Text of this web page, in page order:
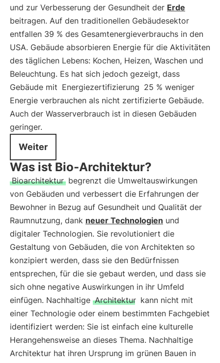
und zur Verbesserung der Gesundheit der Erde
beitragen. Auf den traditionellen Gebäudesektor
entfallen 39 % des Gesamtenergieverbrauchs in den
USA. Gebäude absorbieren Energie für die Aktivitäten
des täglichen Lebens: Kochen, Heizen, Waschen und
Beleuchtung. Es hat sich jedoch gezeigt, dass
Gebäude mit Energiezertifizierung 25 % weniger
Energie verbrauchen als nicht zertifizierte Gebäude.
Auch der Wasserverbrauch ist in diesen Gebäuden
geringer.
Weiter
Was ist Bio-Architektur?
Bioarchitektur begrenzt die Umweltauswirkungen
von Gebäuden und verbessert die Erfahrungen der
Bewohner in Bezug auf Gesundheit und Qualität der
Raumnutzung, dank neuer Technologien und
digitaler Technologien. Sie revolutioniert die
Gestaltung von Gebäuden, die von Architekten so
konzipiert werden, dass sie den Bedürfnissen
entsprechen, für die sie gebaut werden, und dass sie
sich ohne negative Auswirkungen in ihr Umfeld
einfügen. Nachhaltige Architektur kann nicht mit
einer Technologie oder einem bestimmten Fachgebiet
identifiziert werden: Sie ist einfach eine kulturelle
Herangehensweise an dieses Thema. Nachhaltige
Architektur hat ihren Ursprung im grünen Bauen in